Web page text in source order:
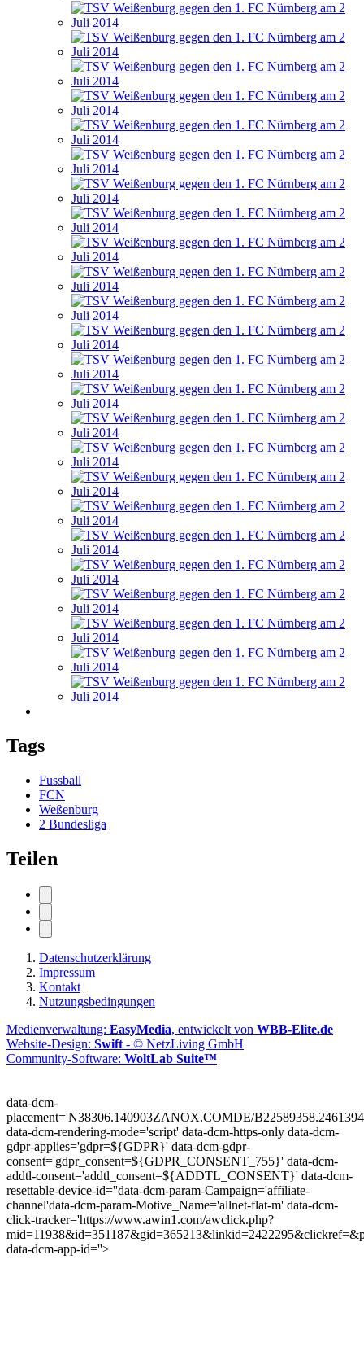
Tags
Fussball
FCN
Weßenburg
2 Bundesliga
Teilen
Datenschutzerklärung
Impressum
Kontakt
Nutzungsbedingungen
Medienverwaltung: EasyMedia, entwickelt von WBB-Elite.de
Website-Design: Swift - © NetzLiving GmbH
Community-Software: WoltLab Suite™
data-dcm-
placement='N38306.140903ZANOX.COMDE/
data-dcm-rendering-mode='script' data-dcm-https-only data-dcm-
gdpr-applies='gdpr=${GDPR}' data-dcm-gdpr-
consent='gdpr_consent=${GDPR_CONSENT_755}' data-dcm-
addtl-consent='addtl_consent=${ADDTL_CONSENT}' data-dcm-
resettable-device-id=''data-dcm-param-Campaign='affiliate-
channel'data-dcm-param-Motive_Name='allnet-flat-m' data-dcm-
click-tracker='https://www.awin1.com/awclick.php?
data-dcm-app-id=''>